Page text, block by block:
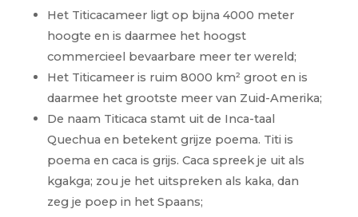
Het Titicacameer ligt op bijna 4000 meter
hoogte en is daarmee het hoogst
commercieel bevaarbare meer ter wereld;
Het Titicameer is ruim 8000 km² groot en is
daarmee het grootste meer van Zuid-Amerika;
De naam Titicaca stamt uit de Inca-taal
Quechua en betekent grijze poema. Titi is
poema en caca is grijs. Caca spreek je uit als
kgakga; zou je het uitspreken als kaka, dan
zeg je poep in het Spaans;